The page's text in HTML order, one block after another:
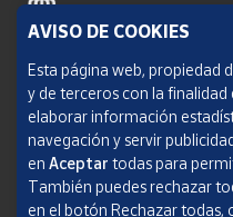
Política de cookies
Aviso legal
Condiciones del servicio
Política de Privacidad Web
AVISO DE COOKIES
Esta página web, propiedad
y de terceros con la
elaborar información
navegación y servir
en Aceptar todas para
También puedes rechazar
en el botón Rechazar todas,